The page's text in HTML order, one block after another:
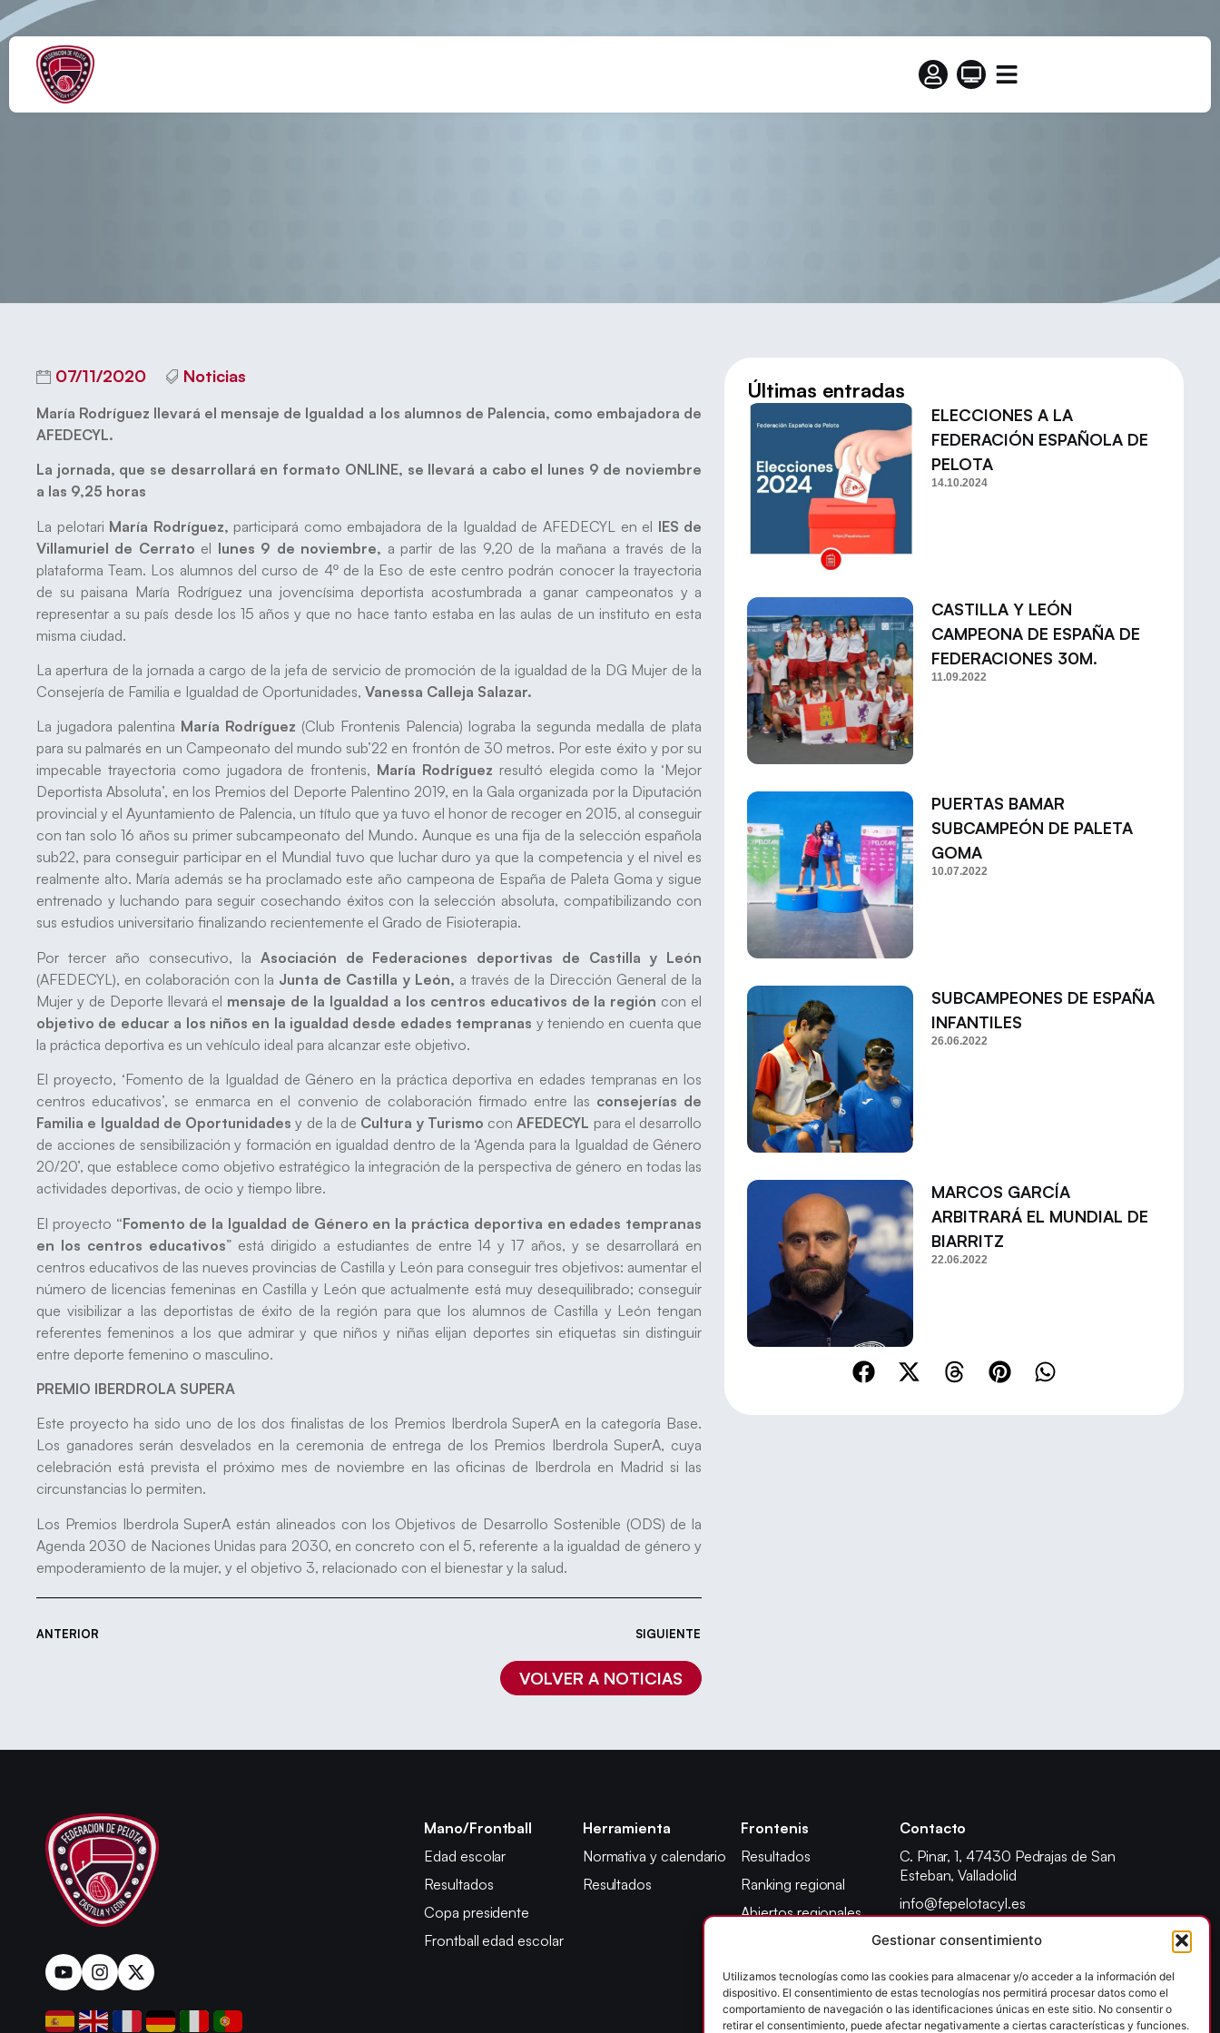
Gestionar consentimiento
Utilizamos tecnologías como las cookies para almacenar y/o acceder a la información del
dispositivo. El consentimiento de estas tecnologías nos permitirá procesar datos como el
comportamiento de navegación o las identificaciones únicas en este sitio. No consentir o
retirar el consentimiento, puede afectar negativamente a ciertas características y funciones.
MARÍA RODRÍGUEZ – EMBAJADORA DE IGUALDAD
07/11/2020 Noticias
María Rodríguez llevará el mensaje de Igualdad a los alumnos de Palencia, como embajadora de
AFEDECYL.
La jornada, que se desarrollará en formato ONLINE, se llevará a cabo el lunes 9 de noviembre
a las 9,25 horas
La pelotari María Rodríguez, participará como embajadora de la Igualdad de AFEDECYL en el IES de
Villamuriel de Cerrato el lunes 9 de noviembre, a partir de las 9,20 de la mañana a través de la
plataforma Team. Los alumnos del curso de 4º de la Eso de este centro podrán conocer la trayectoria
de su paisana María Rodríguez una jovencísima deportista acostumbrada a ganar campeonatos y a
representar a su país desde los 15 años y que no hace tanto estaba en las aulas de un instituto en esta
misma ciudad.
La apertura de la jornada a cargo de la jefa de servicio de promoción de la igualdad de la DG Mujer de la
Consejería de Familia e Igualdad de Oportunidades, Vanessa Calleja Salazar.
La jugadora palentina María Rodríguez (Club Frontenis Palencia) lograba la segunda medalla de plata
para su palmarés en un Campeonato del mundo sub’22 en frontón de 30 metros. Por este éxito y por su
impecable trayectoria como jugadora de frontenis, María Rodríguez resultó elegida como la ‘Mejor
Deportista Absoluta’, en los Premios del Deporte Palentino 2019, en la Gala organizada por la Diputación
provincial y el Ayuntamiento de Palencia, un título que ya tuvo el honor de recoger en 2015, al conseguir
con tan solo 16 años su primer subcampeonato del Mundo. Aunque es una fija de la selección española
sub22, para conseguir participar en el Mundial tuvo que luchar duro ya que la competencia y el nivel es
realmente alto. María además se ha proclamado este año campeona de España de Paleta Goma y sigue
entrenado y luchando para seguir cosechando éxitos con la selección absoluta, compatibilizando con
sus estudios universitario finalizando recientemente el Grado de Fisioterapia.
Por tercer año consecutivo, la Asociación de Federaciones deportivas de Castilla y León
(AFEDECYL), en colaboración con la Junta de Castilla y León, a través de la Dirección General de la
Mujer y de Deporte llevará el mensaje de la Igualdad a los centros educativos de la región con el
objetivo de educar a los niños en la igualdad desde edades tempranas y teniendo en cuenta que
la práctica deportiva es un vehículo ideal para alcanzar este objetivo.
El proyecto, ‘Fomento de la Igualdad de Género en la práctica deportiva en edades tempranas en los
centros educativos’, se enmarca en el convenio de colaboración firmado entre las consejerías de
Familia e Igualdad de Oportunidades y de la de Cultura y Turismo conAFEDECYL para el desarrollo
de acciones de sensibilización y formación en igualdad dentro de la ‘Agenda para la Igualdad de Género
20/20’, que establece como objetivo estratégico la integración de la perspectiva de género en todas las
actividades deportivas, de ocio y tiempo libre.
El proyecto “Fomento de la Igualdad de Género en la práctica deportiva en edades tempranas
en los centros educativos” está dirigido a estudiantes de entre 14 y 17 años, y se desarrollará en
centros educativos de las nueves provincias de Castilla y León para conseguir tres objetivos: aumentar el
número de licencias femeninas en Castilla y León que actualmente está muy desequilibrado; conseguir
que visibilizar a las deportistas de éxito de la región para que los alumnos de Castilla y León tengan
referentes femeninos a los que admirar y que niños y niñas elijan deportes sin etiquetas sin distinguir
entre deporte femenino o masculino.
PREMIO IBERDROLA SUPERA
Este proyecto ha sido uno de los dos finalistas de los Premios Iberdrola SuperA en la categoría Base.
Los ganadores serán desvelados en la ceremonia de entrega de los Premios Iberdrola SuperA, cuya
celebración está prevista el próximo mes de noviembre en las oficinas de Iberdrola en Madrid si las
circunstancias lo permiten.
Los Premios Iberdrola SuperA están alineados con los Objetivos de Desarrollo Sostenible (ODS) de la
Agenda 2030 de Naciones Unidas para 2030, en concreto con el 5, referente a la igualdad de género y
empoderamiento de la mujer, y el objetivo 3, relacionado con el bienestar y la salud.
ANTERIOR SIGUIENTE
VOLVER A NOTICIAS
Últimas entradas
ELECCIONES A LA
FEDERACIÓN ESPAÑOLA DE
PELOTA
14.10.2024
CASTILLA Y LEÓN
CAMPEONA DE ESPAÑA DE
FEDERACIONES 30M.
11.09.2022
PUERTAS BAMAR
SUBCAMPEÓN DE PALETA
GOMA
10.07.2022
SUBCAMPEONES DE ESPAÑA
INFANTILES
26.06.2022
MARCOS GARCÍA
ARBITRARÁ EL MUNDIAL DE
BIARRITZ
22.06.2022
Mano/Frontball
Edad escolar
Resultados
Copa presidente
Frontball edad escolar
Herramienta
Normativa y calendario
Resultados
Frontenis
Resultados
Ranking regional
Abiertos regionales
Copa presidente
Abiertos edad escolar
Campeonato provincial
Contacto
C. Pinar, 1, 47430 Pedrajas de San
Esteban, Valladolid
info@fepelotacyl.es
640 90 22 41